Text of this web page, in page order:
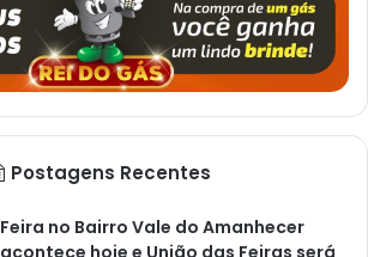
Postagens Recentes
Feira no Bairro Vale do Amanhecer
acontece hoje e União das Feiras será